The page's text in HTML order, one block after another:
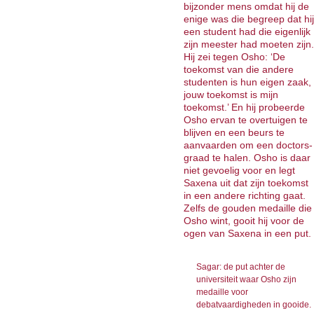
bijzonder mens omdat hij de
enige was die begreep dat hij
een student had die eigenlijk
zijn meester had moeten zijn.
Hij zei tegen Osho: ‘De
toekomst van die andere
studenten is hun eigen zaak,
jouw toekomst is mijn
toekomst.’ En hij probeerde
Osho ervan te overtuigen te
blijven en een beurs te
aanvaarden om een doctors­
graad te halen. Osho is daar
niet gevoelig voor en legt
Saxena uit dat zijn toe­komst
in een andere richting gaat.
Zelfs de gouden medaille die
Osho wint, gooit hij voor de
ogen van Saxena in een put.
Sagar: de put achter de
universiteit waar Osho zijn
medaille voor
debatvaardigheden in gooide.